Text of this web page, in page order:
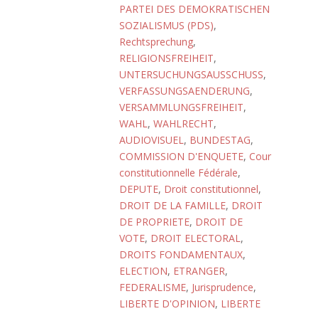
PARTEI DES DEMOKRATISCHEN
SOZIALISMUS (PDS),
Rechtsprechung,
RELIGIONSFREIHEIT,
UNTERSUCHUNGSAUSSCHUSS,
VERFASSUNGSAENDERUNG,
VERSAMMLUNGSFREIHEIT,
WAHL, WAHLRECHT,
AUDIOVISUEL, BUNDESTAG,
COMMISSION D'ENQUETE, Cour
constitutionnelle Fédérale,
DEPUTE, Droit constitutionnel,
DROIT DE LA FAMILLE, DROIT
DE PROPRIETE, DROIT DE
VOTE, DROIT ELECTORAL,
DROITS FONDAMENTAUX,
ELECTION, ETRANGER,
FEDERALISME, Jurisprudence,
LIBERTE D'OPINION, LIBERTE